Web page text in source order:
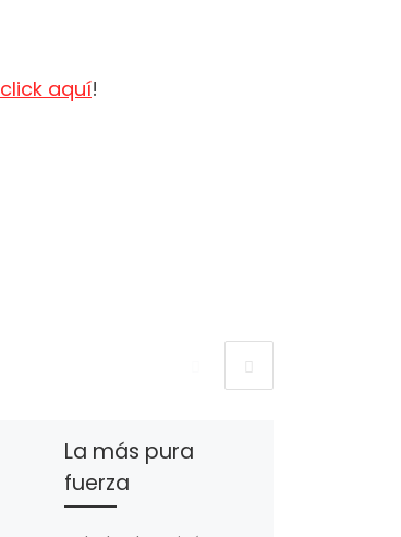
click aquí!
La más pura
fuerza